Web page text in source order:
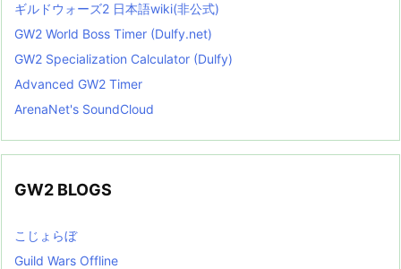
ギルドウォーズ2 日本語wiki(非公式)
GW2 World Boss Timer (Dulfy.net)
GW2 Specialization Calculator (Dulfy)
Advanced GW2 Timer
ArenaNet's SoundCloud
GW2 BLOGS
こじょらぼ
Guild Wars Offline